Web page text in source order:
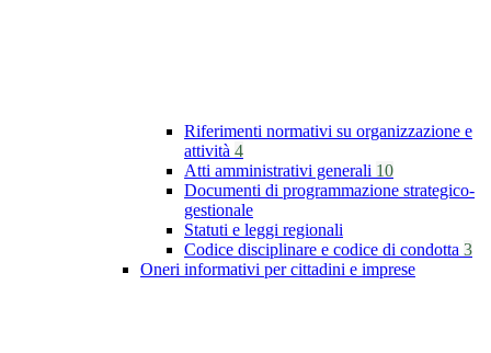
Riferimenti normativi su organizzazione e
attività 4
Atti amministrativi generali 10
Documenti di programmazione strategico-
gestionale
Statuti e leggi regionali
Codice disciplinare e codice di condotta 3
Oneri informativi per cittadini e imprese